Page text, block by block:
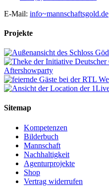
E-Mail: info~mannschaftsgold.de
Projekte
Sitemap
Kompetenzen
Bilderbuch
Mannschaft
Nachhaltigkeit
Agenturprojekte
Shop
Vertrag widerrufen